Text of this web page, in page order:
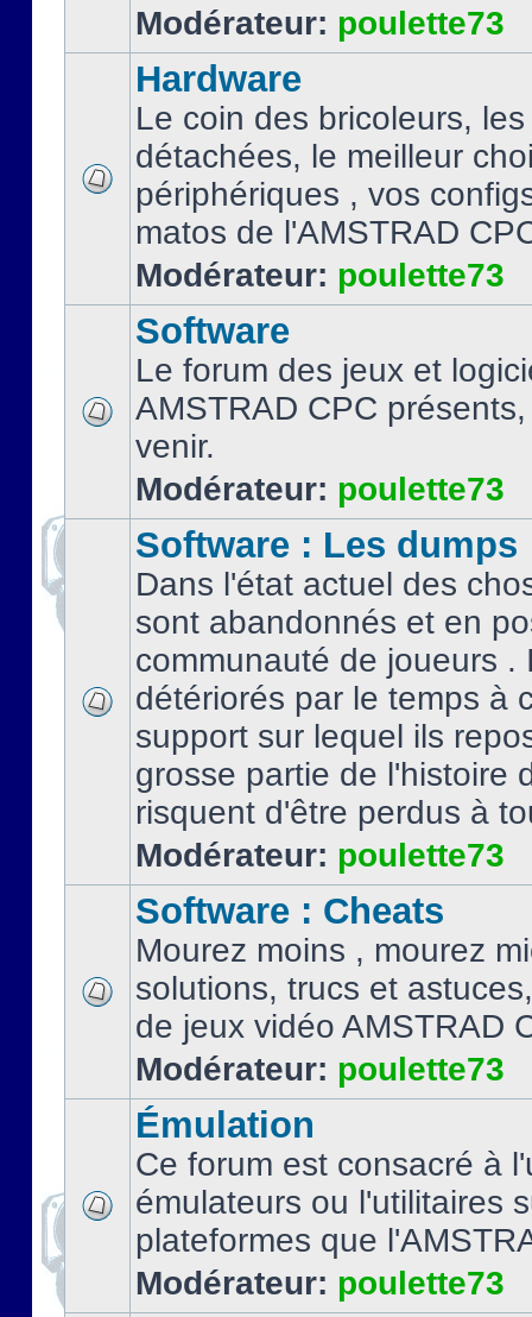
Modérateur: poulette73
Hardware
Le coin des bricoleurs,
détachées, le meilleur
périphériques , vos
matos de l'AMSTRAD
Modérateur: poulette73
Software
Le forum des jeux et
AMSTRAD CPC
venir.
Modérateur: poulette73
Software : Les dumps
Dans l'état actuel des
sont abandonnés et en
communauté de joueurs .
détériorés par le temps à
support sur lequel ils
grosse partie de l'histoire
risquent d'être perdus à
Modérateur: poulette73
Software : Cheats
Mourez moins , mourez
solutions, trucs et
de jeux vidéo AMSTRAD
Modérateur: poulette73
Émulation
Ce forum est consacré à
émulateurs ou l'utilitaires
plateformes que
Modérateur: poulette73